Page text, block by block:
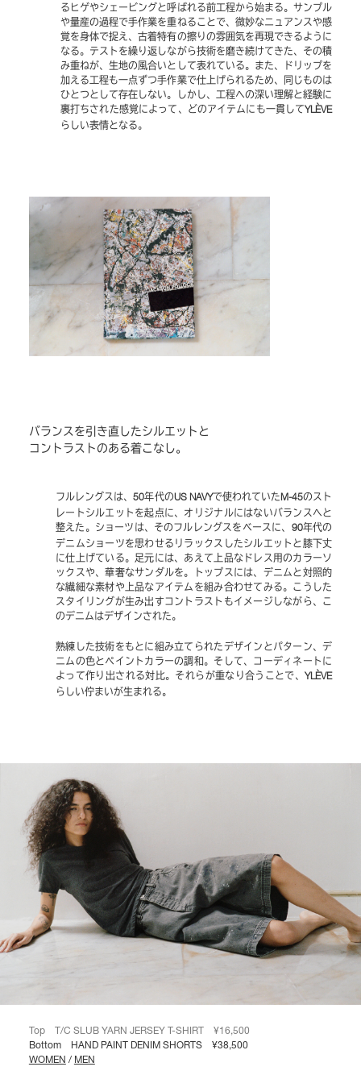
るヒゲやシェービングと呼ばれる前工程から始まる。サンプル
や量産の過程で手作業を重ねることで、微妙なニュアンスや感
覚を身体で捉え、古着特有の擦りの雰囲気を再現できるように
なる。テストを繰り返しながら技術を磨き続けてきた、その積
み重ねが、生地の風合いとして表れている。また、ドリップを
加える工程も一点ずつ手作業で仕上げられるため、同じものは
ひとつとして存在しない。しかし、工程への深い理解と経験に
裏打ちされた感覚によって、どのアイテムにも一貫してYLÈVE
らしい表情となる。
バランスを引き直したシルエットと
コントラストのある着こなし。
フルレングスは、50年代のUS NAVYで使われていた M-45のスト
レートシルエットを起点に、オリジナルにはないバランスへと
整えた。ショーツは、そのフルレングスをベースに、 90年代の
デニムショーツを思わせるリラックスしたシルエットと膝下丈
に仕上げている。足元には、あえて上品なドレス用のカラーソ
ックスや、華奢なサンダルを。トップスには、デニムと対照的
な繊細な素材や上品なアイテムを組み合わせてみる。こうした
スタイリングが生み出すコントラストもイメージしながら、こ
のデニムはデザインされた。
熟練した技術をもとに組み立てられたデザインとパターン、デ
ニムの色とペイントカラーの調和。そして、コーディネートに
よって作り出される対比。それらが重なり合うことで、YLÈVE
らしい佇まいが生まれる。
Top T/C SLUB YARN JERSEY T-SHIRT¥16,500
Bottom HAND PAINT DENIM SHORTS ¥38,500
WOMEN / MEN